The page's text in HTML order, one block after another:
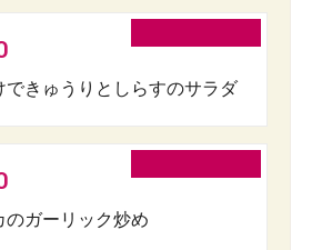
できゅうりとしらすのサラダ
のガーリック炒め